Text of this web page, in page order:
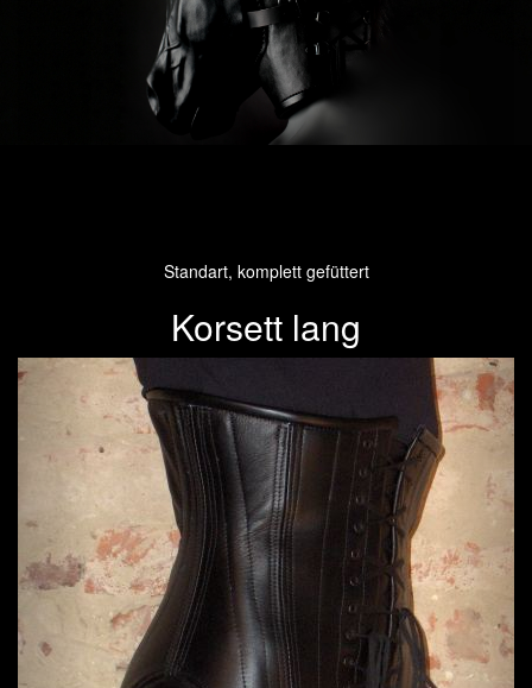
Standart, komplett gefüttert
Korsett lang
Previous Next